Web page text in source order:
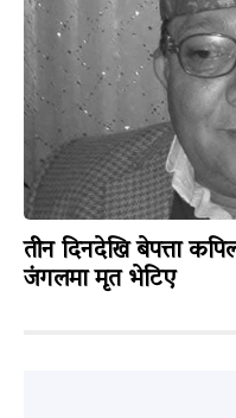
तीन दिनदेखि बेपत्ता
जंगलमा मृत भेटिए